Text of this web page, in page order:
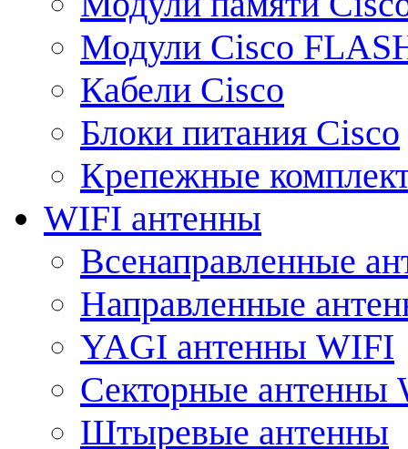
Модули Cisco
Кабели Cisco
Блоки питания Cisco
Крепежные
WIFI антенны
Всенаправленные
Направленные
YAGI антенны WIFI
Секторные антенны
Штыревые антенны